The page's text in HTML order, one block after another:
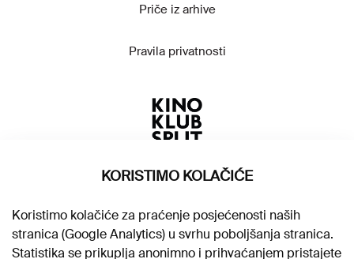
Priče iz arhive
Pravila privatnosti
KORISTIMO KOLAČIĆE
Koristimo kolačiće za praćenje posjećenosti naših
stranica (Google Analytics) u svrhu poboljšanja stranica.
Statistika se prikuplja anonimno i prihvaćanjem pristajete